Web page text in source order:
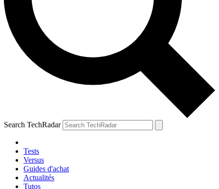
Search TechRadar
Tests
Versus
Guides d'achat
Actualités
Tutos